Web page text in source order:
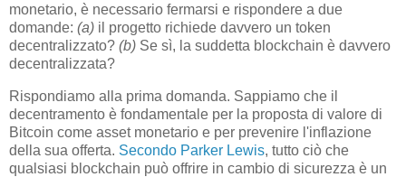
monetario, è necessario fermarsi e rispondere a due
domande: (a) il progetto richiede davvero un token
decentralizzato? (b) Se sì, la suddetta blockchain è davvero
decentralizzata?
Rispondiamo alla prima domanda. Sappiamo che il
decentramento è fondamentale per la proposta di valore di
Bitcoin come asset monetario e per prevenire l'inflazione
della sua offerta. Secondo Parker Lewis, tutto ciò che
qualsiasi blockchain può offrire in cambio di sicurezza è un